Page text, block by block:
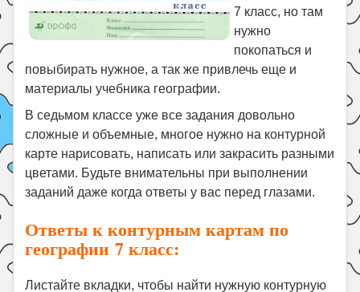
7 класс, но там
нужно
покопаться и
повыбирать нужное, а так же привлечь еще и
материалы учебника географии.
В седьмом классе уже все задания довольно
сложные и объемные, многое нужно на контурной
карте нарисовать, написать или закрасить разными
цветами. Будьте внимательны при выполнении
заданий даже когда ответы у вас перед глазами.
Ответы к контурным картам по
географии 7 класс:
Листайте вкладки, чтобы найти нужную контурную